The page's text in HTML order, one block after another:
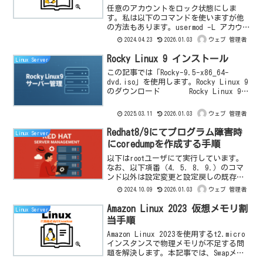
録：sftp 接続失敗(アカウントロ
ック)の確認手順
任意のアカウントをロック状態にしま
す。私は以下のコマンドを使いますが他
の方法もあります。usermod -L アカウ
ント名SFTPでロックされてるアカウント
ディフォルトポート番号は22です。アカ
ウント...
2024.04.23 2026.01.03 ウェブ 管理者
Linux Server Rocky Linux 9 インストール
この記事では「Rocky-9.5-x86_64-
dvd.iso」を使用します。Rocky Linux 9
のダウンロード Rocky Linux 9の
すると、Rocky Linux 9のインスト...
2025.03.11 2026.01.03 ウェブ 管理者
Linux Server
Redhat8/9にてプログラム障害時
にcoredumpを作成する手順
以下はrootユーザにて実行しています。
なお、以下項番（4. 5. 8. 9.）のコマ
ンド以外は設定変更と設定戻しの既存状
態の変更が無いかを確認するための手順
合、項番（4. 5. 8. 9.）のコマンドの
み...
2024.10.09 2026.01.03 ウェブ 管理者
Linux Server
Amazon Linux 2023 仮想メモリ割
当手順
Amazon Linux 2023を使用するt2.micro
インスタンスで物理メモリが不足する問
題を解決します。本記事では、Swapメモ